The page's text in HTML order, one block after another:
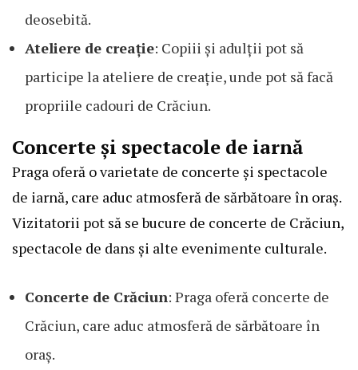
deosebită.
Ateliere de creație: Copiii și adulții pot să
participe la ateliere de creație, unde pot să facă
propriile cadouri de Crăciun.
Concerte și spectacole de iarnă
Praga oferă o varietate de concerte și spectacole
de iarnă, care aduc atmosferă de sărbătoare în oraș.
Vizitatorii pot să se bucure de concerte de Crăciun,
spectacole de dans și alte evenimente culturale.
Concerte de Crăciun: Praga oferă concerte de
Crăciun, care aduc atmosferă de sărbătoare în
oraș.